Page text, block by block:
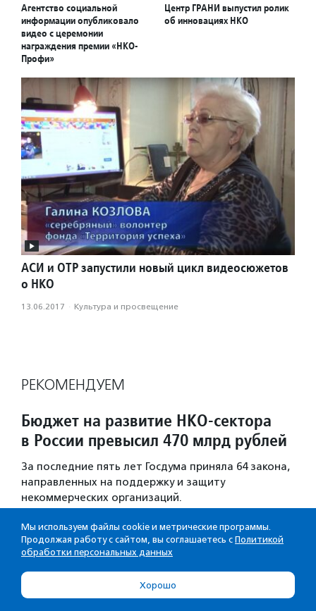
Агентство социальной
информации опубликовало
видео с церемонии
награждения премии «НКО-
Профи»
Центр ГРАНИ выпустил ролик
об инновациях НКО
АСИ и ОТР запустили новый цикл видеосюжетов
о НКО
13.06.2017 · Культура и просвещение
РЕКОМЕНДУЕМ
Бюджет на развитие НКО-сектора
в России превысил 470 млрд рублей
За последние пять лет Госдума приняла 64 закона,
направленных на поддержку и защиту
некоммерческих организаций.
Госдума включила благоустройство
в перечень целей
Мы используем файлы cookie и метрические программы.
Продолжая работу с сайтом, вы соглашаетесь с Политикой
обработки персональных данных
Хорошо